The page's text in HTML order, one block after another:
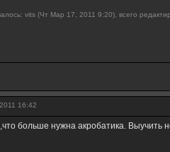
vits (Чт Мар 17, 2011 9:20), всего
16:42
больше нужна акробатика.